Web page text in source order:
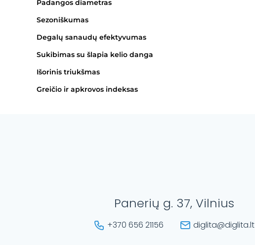
Padangos diametras
Sezoniškumas
Degalų sanaudų efektyvumas
Sukibimas su šlapia kelio danga
Išorinis triukšmas
Greičio ir apkrovos indeksas
Panerių g. 37, Vilnius
+370 656 21156 diglita@diglita.lt